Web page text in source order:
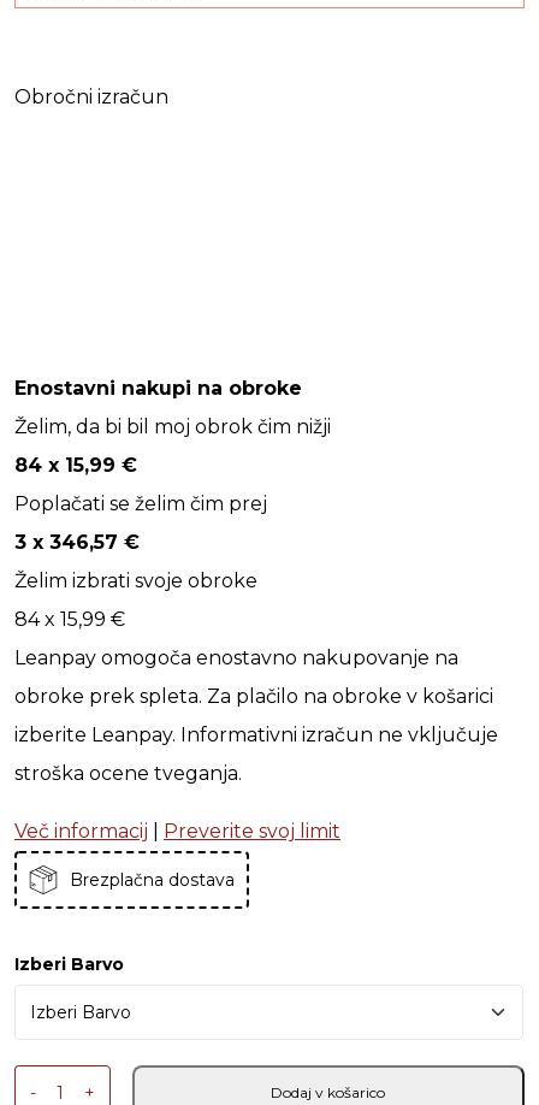
Obročni izračun
Enostavni nakupi na obroke
Želim, da bi bil moj obrok čim nižji
84 x 15,99 €
Poplačati se želim čim prej
3 x 346,57 €
Želim izbrati svoje obroke
84 x 15,99 €
Leanpay omogoča enostavno nakupovanje na
obroke prek spleta. Za plačilo na obroke v košarici
izberite Leanpay. Informativni izračun ne vključuje
stroška ocene tveganja.
Več informacij Preverite svoj limit
Brezplačna dostava
Izberi Barvo
-
Masažni počivalnik Comfy količina
+ Dodaj v košarico